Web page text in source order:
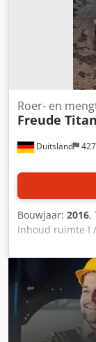
Duitsland
Roer- en
Freude
Bouwjaar: 2016,
Inhoud ruimte I
toelaatbare
maximale
II: 100°C,
bezichtiging ter